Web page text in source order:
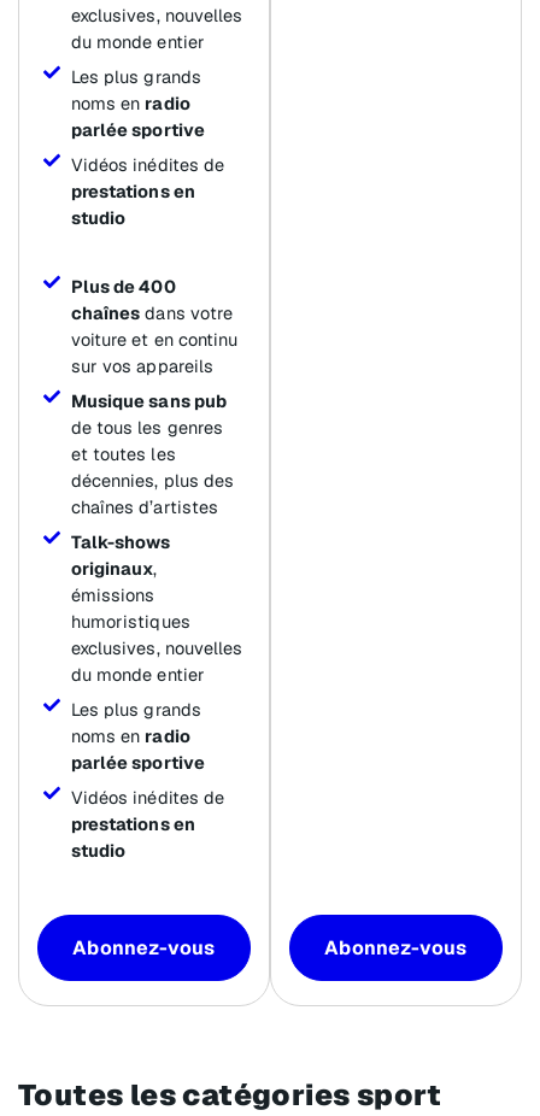
exclusives, nouvelles
du monde entier
Les plus grands
noms en radio
parlée sportive
Vidéos inédites de
prestations en
studio
Plus de 400
chaînes dans votre
voiture et en continu
sur vos appareils
Musique sans pub
de tous les genres
et toutes les
décennies, plus des
chaînes d’artistes
Talk-shows
originaux,
émissions
humoristiques
exclusives, nouvelles
du monde entier
Les plus grands
noms en radio
parlée sportive
Vidéos inédites de
prestations en
studio
Abonnez-vous Abonnez-vous
Toutes les catégories sport